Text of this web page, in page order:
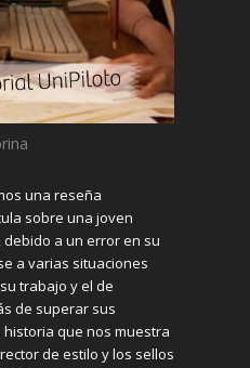
una reseña
sobre una joven
, debido a un error en su
a varias situaciones
su trabajo y el de
de superar sus
historia que nos muestra
de estilo y los sellos